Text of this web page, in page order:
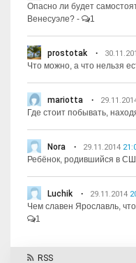
Опасно ли будет
Венесуэле? - 1
prostotak
Что можно, а что нельзя
mariotta
Где стоит побывать,
Nora 29.11.2014
Ребёнок, родившийся в
Luchik 29.11.2014
Чем славен Ярославль,
1
RSS